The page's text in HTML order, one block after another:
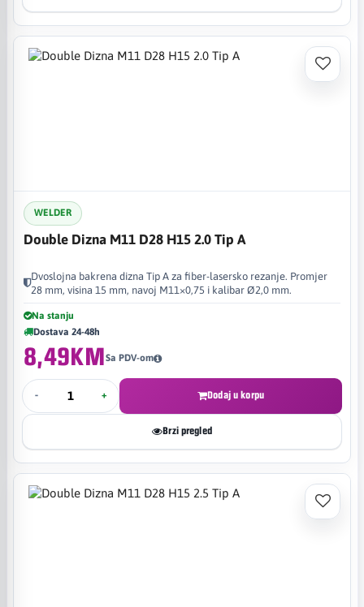
WELDER
Double Dizna M11 D28 H15 2.0 Tip A
Dvoslojna bakrena dizna Tip A za fiber-lasersko rezanje. Promjer
28 mm, visina 15 mm, navoj M11×0,75 i kalibar Ø2,0 mm.
Na stanju
Dostava 24-48h
8,49KMSa PDV-om
- + Dodaj u korpu
Brzi pregled